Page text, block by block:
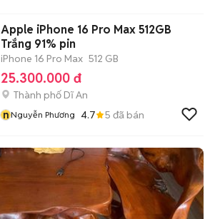
Apple iPhone 16 Pro Max 512GB
Trắng 91% pin
iPhone 16 Pro Max 512 GB
25.300.000 đ
Thành phố Dĩ An
nNguyễn Phương 4.7 5 đã bán